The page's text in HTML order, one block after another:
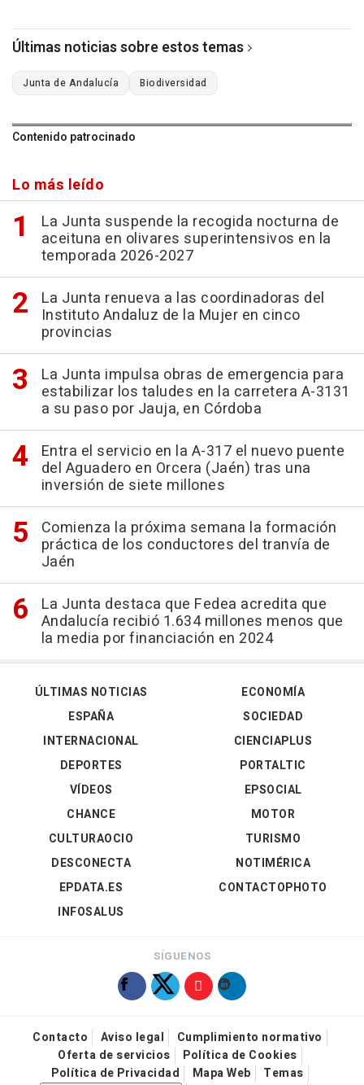
Últimas noticias sobre estos temas
Junta de Andalucía Biodiversidad
Contenido patrocinado
Lo más leído
La Junta suspende la recogida nocturna de
aceituna en olivares superintensivos en la
temporada 2026-2027
La Junta renueva a las coordinadoras del
Instituto Andaluz de la Mujer en cinco
provincias
La Junta impulsa obras de emergencia para
estabilizar los taludes en la carretera A-3131
a su paso por Jauja, en Córdoba
Entra el servicio en la A-317 el nuevo puente
del Aguadero en Orcera (Jaén) tras una
inversión de siete millones
Comienza la próxima semana la formación
práctica de los conductores del tranvía de
Jaén
La Junta destaca que Fedea acredita que
Andalucía recibió 1.634 millones menos que
la media por financiación en 2024
ÚLTIMAS NOTICIAS
ESPAÑA
INTERNACIONAL
DEPORTES
VÍDEOS
ECONOMÍA
SOCIEDAD
CIENCIAPLUS
PORTALTIC
EPSOCIAL
CHANCE
CULTURAOCIO
DESCONECTA
EPDATA.ES
INFOSALUS
MOTOR
TURISMO
NOTIMÉRICA
CONTACTOPHOTO
SÍGUENOS
Contacto Aviso legal
Cumplimiento normativo
Oferta de servicios
Política de Cookies
Política de Privacidad
Mapa Web
Temas